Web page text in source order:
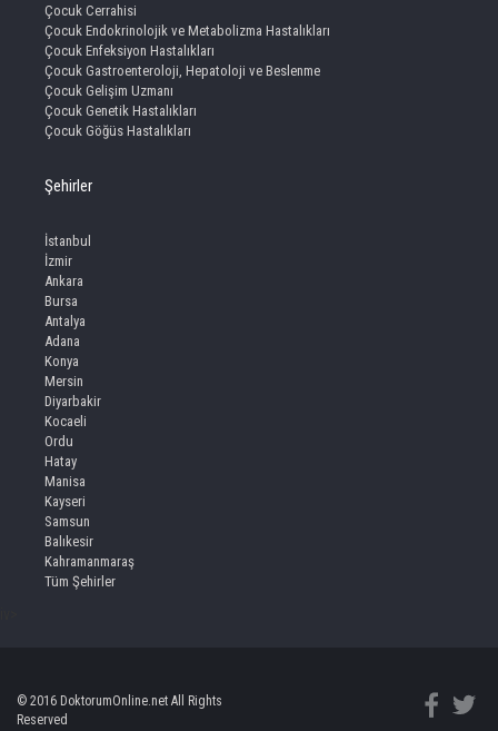
Çocuk Cerrahisi
Çocuk Endokrinolojik ve Metabolizma Hastalıkları
Çocuk Enfeksiyon Hastalıkları
Çocuk Gastroenteroloji, Hepatoloji ve Beslenme
Çocuk Gelişim Uzmanı
Çocuk Genetik Hastalıkları
Çocuk Göğüs Hastalıkları
Şehirler
İstanbul
İzmir
Ankara
Bursa
Antalya
Adana
Konya
Mersin
Diyarbakir
Kocaeli
Ordu
Hatay
Manisa
Kayseri
Samsun
Balıkesir
Kahramanmaraş
Tüm Şehirler
© 2016 DoktorumOnline.net All Rights
Reserved